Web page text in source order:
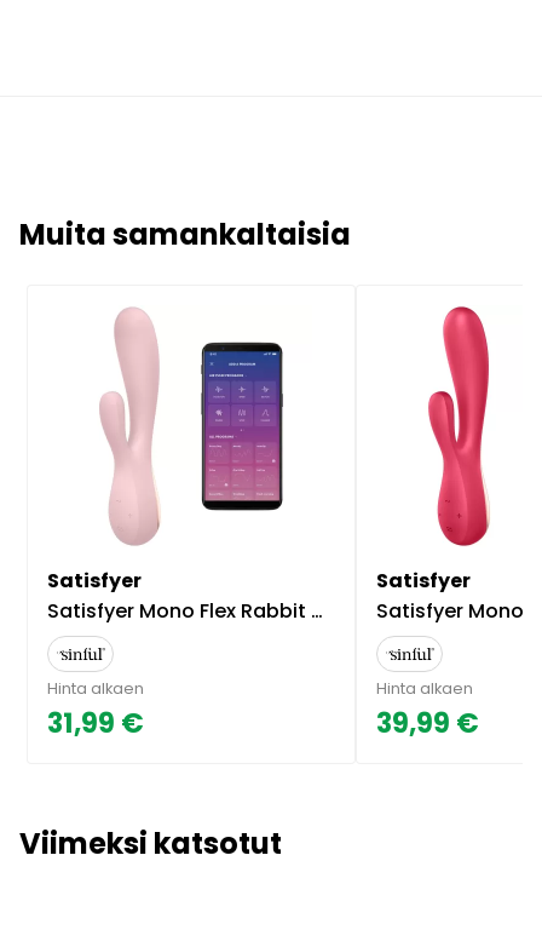
Muita samankaltaisia
Satisfyer
Satisfyer Mono Flex Rabbit Vibraattori - Roosa
Hinta alkaen
31,99 €
Satisfyer
Satisfyer Mono Flex Rabbit
Hinta alkaen
39,99 €
Viimeksi katsotut